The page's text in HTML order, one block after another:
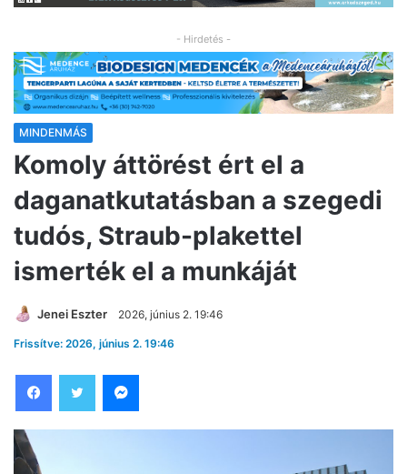
- Hirdetés -
MINDENMÁS
Komoly áttörést ért el a
daganatkutatásban a szegedi
tudós, Straub-plakettel
ismerték el a munkáját
Jenei Eszter 2026, június 2. 19:46
Frissítve: 2026, június 2. 19:46